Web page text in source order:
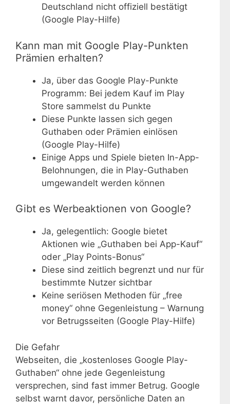
Deutschland nicht offiziell bestätigt
(Google Play-Hilfe)
Kann man mit Google Play-Punkten
Prämien erhalten?
Ja, über das Google Play-Punkte
Programm: Bei jedem Kauf im Play
Store sammelst du Punkte
Diese Punkte lassen sich gegen
Guthaben oder Prämien einlösen
(Google Play-Hilfe)
Einige Apps und Spiele bieten In-App-
Belohnungen, die in Play-Guthaben
umgewandelt werden können
Gibt es Werbeaktionen von Google?
Ja, gelegentlich: Google bietet
Aktionen wie „Guthaben bei App-Kauf“
oder „Play Points-Bonus“
Diese sind zeitlich begrenzt und nur für
bestimmte Nutzer sichtbar
Keine seriösen Methoden für „free
money“ ohne Gegenleistung – Warnung
vor Betrugsseiten (Google Play-Hilfe)
Die Gefahr
Webseiten, die „kostenloses Google Play-
Guthaben“ ohne jede Gegenleistung
versprechen, sind fast immer Betrug. Google
selbst warnt davor, persönliche Daten an